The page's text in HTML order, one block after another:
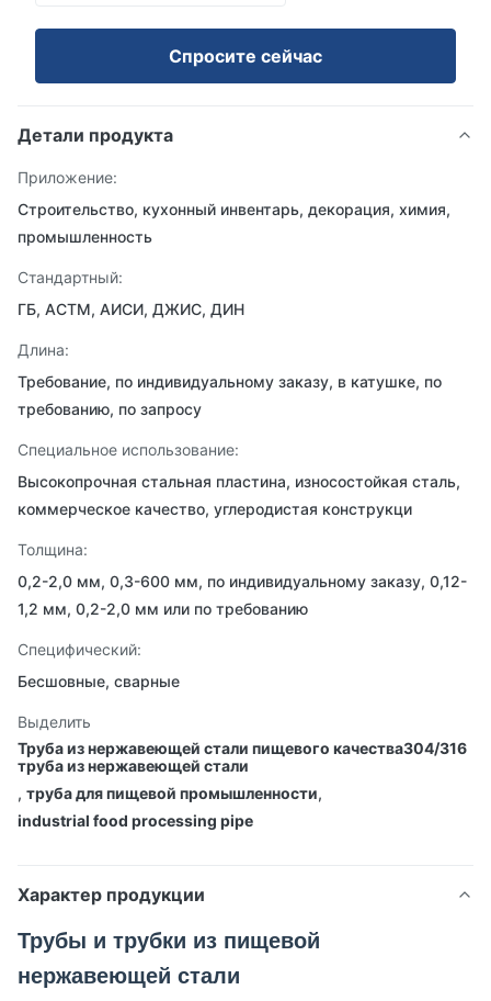
Спросите сейчас
Детали продукта
Приложение:
Строительство, кухонный инвентарь, декорация, химия,
промышленность
Стандартный:
ГБ, АСТМ, АИСИ, ДЖИС, ДИН
Длина:
Требование, по индивидуальному заказу, в катушке, по
требованию, по запросу
Специальное использование:
Высокопрочная стальная пластина, износостойкая сталь,
коммерческое качество, углеродистая конструкци
Толщина:
0,2-2,0 мм, 0,3-600 мм, по индивидуальному заказу, 0,12-
1,2 мм, 0,2-2,0 мм или по требованию
Специфический:
Бесшовные, сварные
Выделить
Труба из нержавеющей стали пищевого качества304/316
труба из нержавеющей стали
, труба для пищевой промышленности,
industrial food processing pipe
Характер продукции
Трубы и трубки из пищевой
нержавеющей стали